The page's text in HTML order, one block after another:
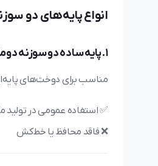
انواع پایه‌های دو
1. پایه ساده دو سوزنه دوماکو
مناسب برای دوخت‌های
✅ استفاده عمومی در تولید
❌ فاقد محافظ یا خط‌کش